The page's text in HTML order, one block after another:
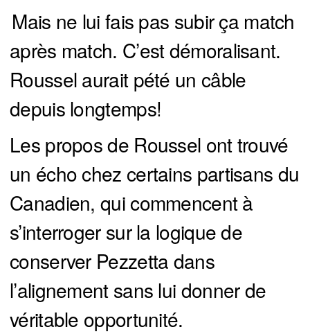
Mais ne lui fais pas subir ça match
après match. C’est démoralisant.
Roussel aurait pété un câble
depuis longtemps!
Les propos de Roussel ont trouvé
un écho chez certains partisans du
Canadien, qui commencent à
s’interroger sur la logique de
conserver Pezzetta dans
l’alignement sans lui donner de
véritable opportunité.